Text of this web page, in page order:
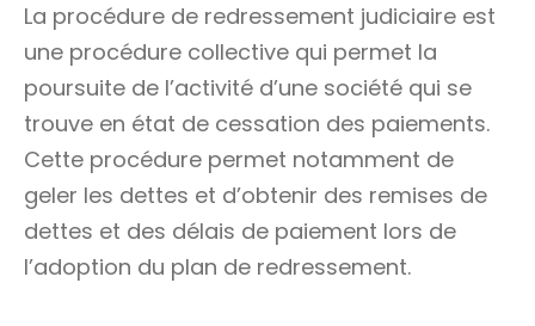
La procédure de redressement judiciaire est
une procédure collective qui permet la
poursuite de l’activité d’une société qui se
trouve en état de cessation des paiements.
Cette procédure permet notamment de
geler les dettes et d’obtenir des remises de
dettes et des délais de paiement lors de
l’adoption du plan de redressement.